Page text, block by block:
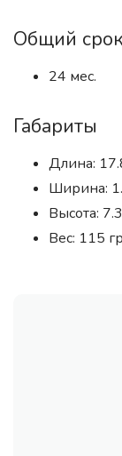
Общий
24 мес.
Габариты
Длина:
Ширина:
Высота:
Вес: 115 гр